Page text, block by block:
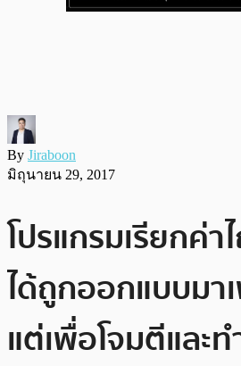
By Jiraboon
มิถุนายน 29, 2017
โปรแกรมเรียกค่า
ได้ถูกออกแบบมา
แต่เพื่อโจมตีและ